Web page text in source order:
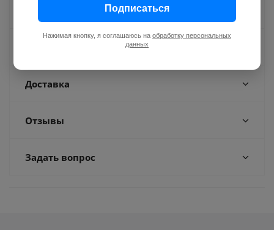
Доставка
Отзывы
Задать вопрос
Подписаться
Нажимая кнопку, я соглашаюсь на обработку персональных
данных